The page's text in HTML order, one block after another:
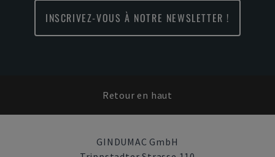
INSCRIVEZ-VOUS À NOTRE NEWSLETTER !
Retour en haut
GINDUMAC GmbH